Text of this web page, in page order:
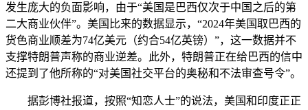
发生庞大的负面影响，由于“美国是巴西仅次于中国之后的第
二大商业伙伴”。美国比来的数据显示，“2024年美国取巴西的
货色商业顺差为74亿美元（约合54亿英镑）”，这一数据并不
支撑特朗普声称的商业逆差。此外，特朗普正在给巴西的信中
还提到了他所称的“对美国社交平台的奥秘和不法审查号令”。
据彭博社报道，按照“知恋人士”的说法，美国和印度正正